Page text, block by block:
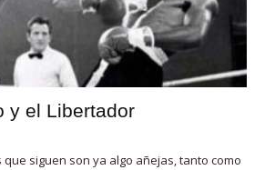
y el Libertador
que siguen son ya algo añejas, tanto como